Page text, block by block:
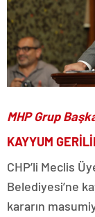
MHP Grup
KAYYUM
CHP’li Meclis
Belediyesi’ne
kararın